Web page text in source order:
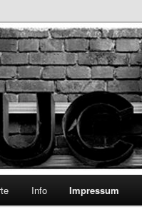
Info Impressum